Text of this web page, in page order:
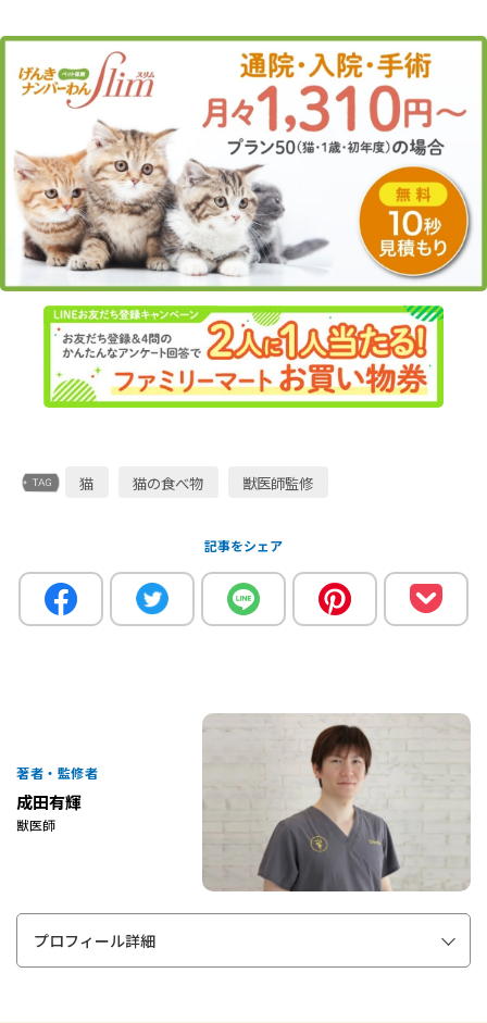
猫 猫の食べ物 獣医師監修
記事をシェア
著者・監修者
成田有輝
獣医師
プロフィール詳細